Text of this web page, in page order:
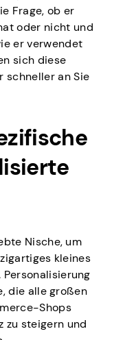
Frage, ob er
oder nicht und
er verwendet
sich diese
schneller an Sie
Nische, um
kleines
die alle großen
Shops
zu steigern und